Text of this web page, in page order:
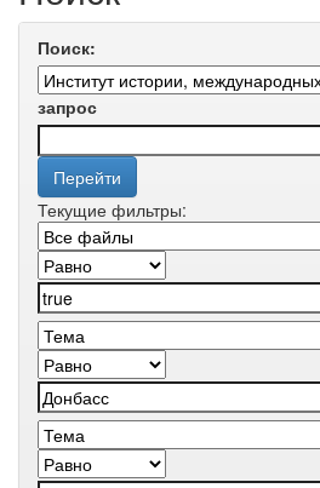
Поиск:
запрос
Текущие фильтры: